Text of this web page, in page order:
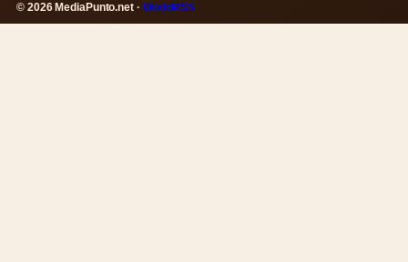
© 2026 MediaPunto.net · WorldRSS